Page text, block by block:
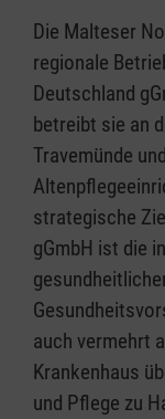
Die Malteser
regionale
Deutschland
betreibt sie an
Travemünde
strategische
gGmbH ist die
auch vermehrt
Krankenhaus
und Pflege zu